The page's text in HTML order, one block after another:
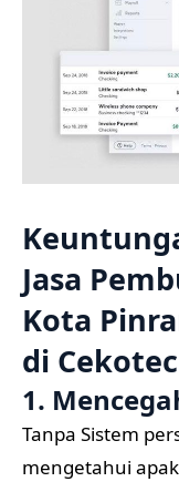
Jasa
Kota
di
1.
Tanpa Sistem
mengetahui